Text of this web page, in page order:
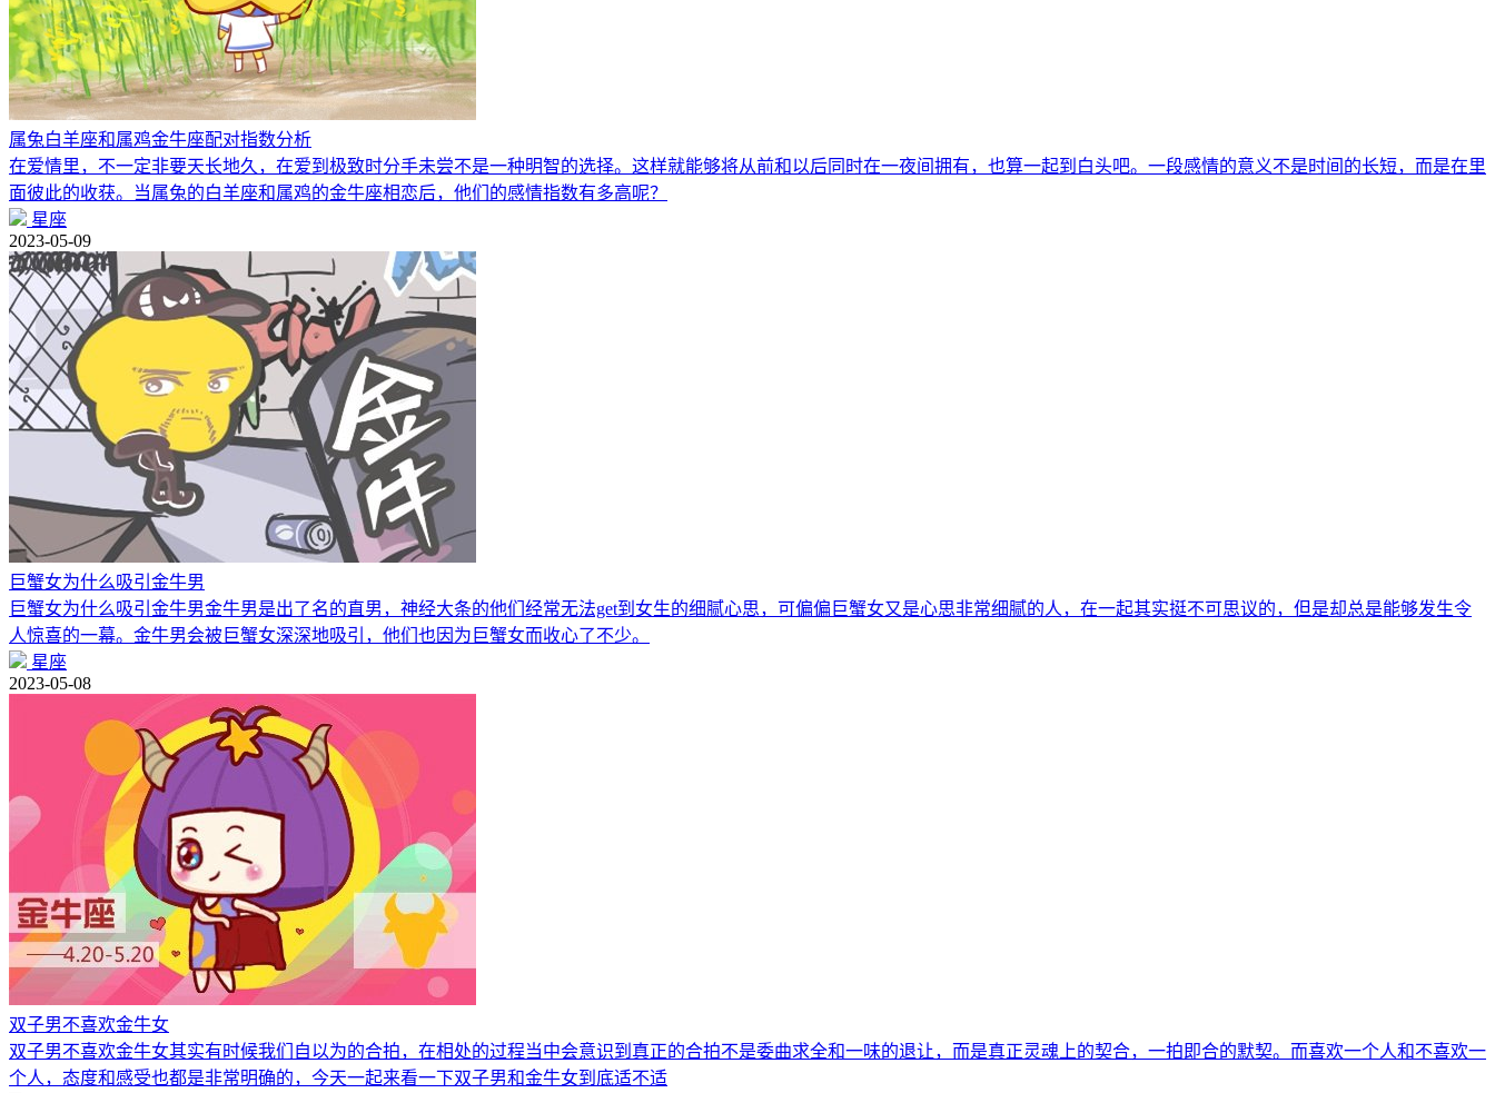
属兔白羊座和属鸡金牛座配对指数分析
在爱情里，不一定非要天长地久，在爱到极致时分手未尝不是一种明智的选择。这样就能够将从前和以后同时在一夜间拥有，也算一起到白头吧。一段感情的意义不是时间的长短，而是在里
面彼此的收获。当属兔的白羊座和属鸡的金牛座相恋后，他们的感情指数有多高呢？
星座
2023-05-09
巨蟹女为什么吸引金牛男
巨蟹女为什么吸引金牛男金牛男是出了名的直男，神经大条的他们经常无法get到女生的细腻心思，可偏偏巨蟹女又是心思非常细腻的人，在一起其实挺不可思议的，但是却总是能够发生令
人惊喜的一幕。金牛男会被巨蟹女深深地吸引，他们也因为巨蟹女而收心了不少。
星座
2023-05-08
双子男不喜欢金牛女
双子男不喜欢金牛女其实有时候我们自以为的合拍，在相处的过程当中会意识到真正的合拍不是委曲求全和一味的退让，而是真正灵魂上的契合，一拍即合的默契。而喜欢一个人和不喜欢一
个人，态度和感受也都是非常明确的，今天一起来看一下双子男和金牛女到底适不适